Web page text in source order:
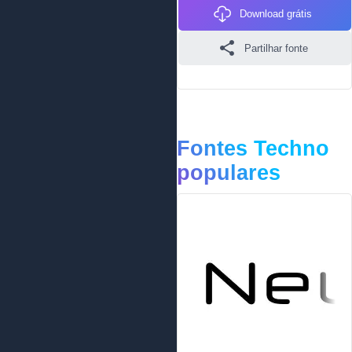
Download grátis
Partilhar fonte
Fontes Techno
populares